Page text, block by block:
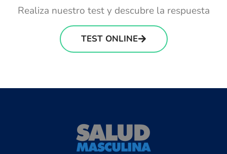
Realiza nuestro test y descubre la respuesta
TEST ONLINE